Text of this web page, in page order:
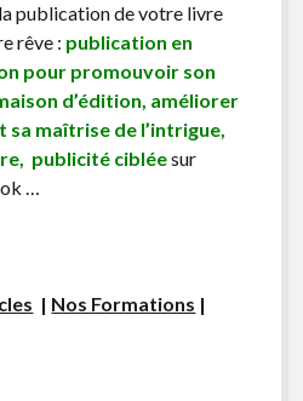
publication de votre livre
rêve : publication en
pour promouvoir son
d’édition, améliorer
sa maîtrise de l’intrigue,
publicité cibléesur
…
| Nos Formations |